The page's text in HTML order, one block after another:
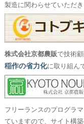
製造に関わらせていただき
株式会社京都農販で技術
稲作の省力化に取り組ん
フリーランスのプログラ
ていますので、サイト構